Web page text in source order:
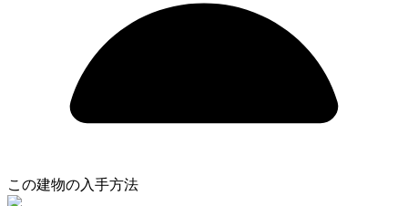
この建物の入手方法